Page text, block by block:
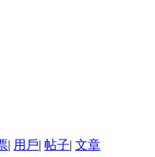
| 用戶| 帖子| 文章